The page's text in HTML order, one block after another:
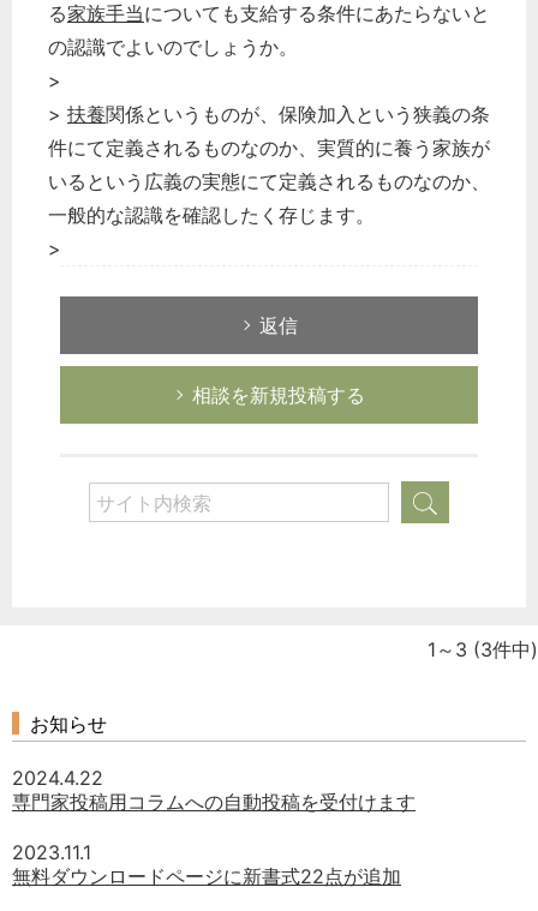
る家族手当についても支給する条件にあたらないと
の認識でよいのでしょうか。
>
> 扶養関係というものが、保険加入という狭義の条
件にて定義されるものなのか、実質的に養う家族が
いるという広義の実態にて定義されるものなのか、
一般的な認識を確認したく存じます。
>
返信
相談を新規投稿する
どのカテゴリーに投稿しますか？
選択してください
労務管理
総務の給湯室
秘書のノウハウ
次へ
1～3 (3件中)
お知らせ
2024.4.22
専門家投稿用コラムへの自動投稿を受付けます
2023.11.1
無料ダウンロードページに新書式22点が追加